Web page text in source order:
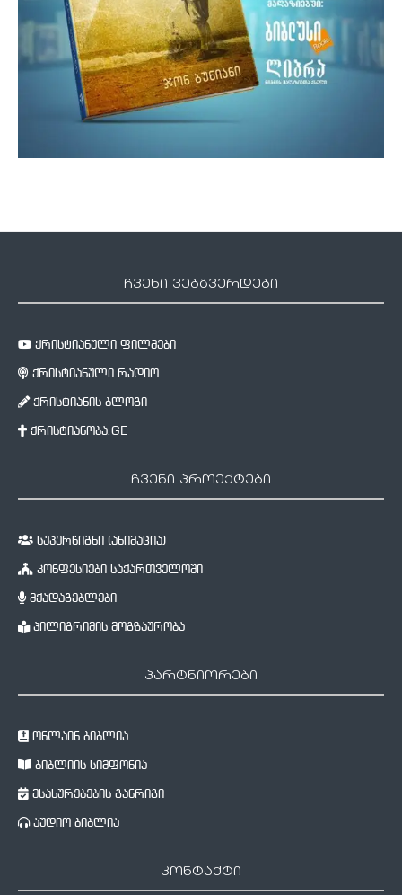
ჩვენი ვებგვერდები
ქრისტიანული ფილმები
ქრისტიანული რადიო
ქრისტიანის ბლოგი
ქრისტიანობა.GE
ჩვენი პროექტები
სუპერწიგნი (ანიმაცია)
კონფესიები საქართველოში
მქადაგებლები
პილიგრიმის მოგზაურობა
პარტნიორები
ონლაინ ბიბლია
ბიბლიის სიმფონია
მსახურებების განრიგი
აუდიო ბიბლია
კონტაქტი